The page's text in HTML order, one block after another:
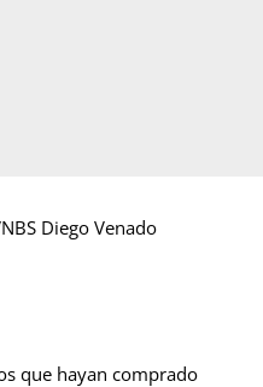
Diego Venado
que hayan comprado